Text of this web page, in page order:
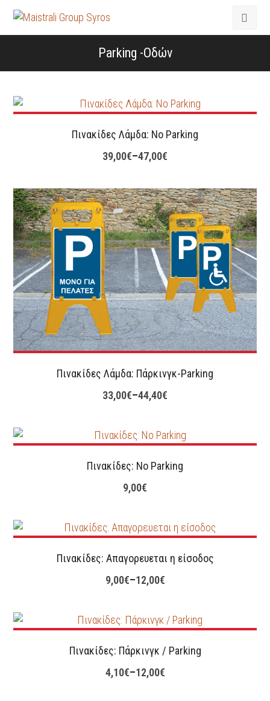
Parking -Οδών
Πινακίδες Λάμδα: Νο Parking
39,00€–47,00€
Πινακίδες Λάμδα: Πάρκινγκ-Parking
33,00€–44,40€
Πινακίδες: No Parking
9,00€
Πινακίδες: Απαγορευεται η είσοδος
9,00€–12,00€
Πινακίδες: Πάρκινγκ / Parking
4,10€–12,00€